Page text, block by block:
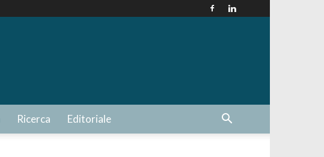
Ricerca Editoriale